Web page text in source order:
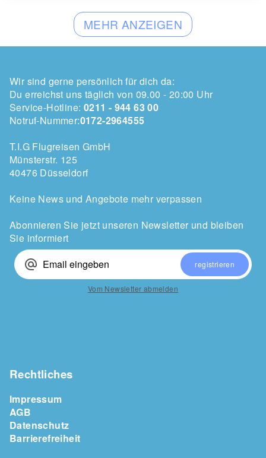
MEHR ANZEIGEN
Wir sind gerne persönlich für dich da:
Du erreichst uns täglich von 09.00 - 20:00 Uhr
Service-Hotline: 0211 - 944 63 00
Notruf-Nummer:0172-2964555
T.I.G Flugreisen GmbH
Münsterstr. 125
40476 Düsseldorf
Keine News und Angebote mehr verpassen
Abonnieren Sie jetzt unseren Newsletter und bleiben
Sie informiert
alternate_email registrieren
Vom Newsletter abmelden
Rechtliches
Impressum
AGB
Datenschutz
Barrierefreiheit